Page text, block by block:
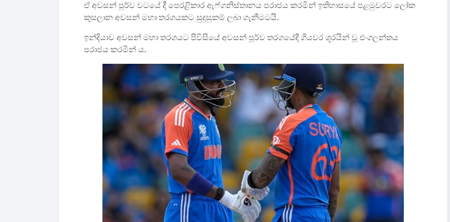
ඒ අවසන් පූර්ව වටයේ දී පෙරළිකාර ඇෆ්ගනිස්තානය පරාජය කරමින් ඉතිහාසයේ පළමුවරට ලෝක
කුසලාන අවසන් මහා තරගයකට සුදුසුකම් ලබා ගැනීමටයි.
ඉන්දියාව අවසන් මහා තරගයට පිවිසියේ අවසන් පූර්ව තරගයේදී ගියවර ශූරයින් වූ එංගලන්තය
පරාජය කරමින් ය.